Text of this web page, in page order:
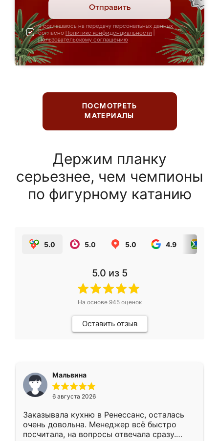
Отправить
Я соглашаюсь на передачу персональных данных
согласно Политике конфиденциальности
Пользовательскому соглашению
ПОСМОТРЕТЬ
МАТЕРИАЛЫ
Держим планку
серьезнее, чем чемпионы
по фигурному катанию
5.0 5.0 5.0 4.9
5.0 из 5
На основе 945оценок
Оставить отзыв
Мальвина
6 августа 2026
Заказывала кухню в Ренессанс, осталась
очень довольна. Менеджер всё быстро
посчитала, на вопросы отвечала сразу.